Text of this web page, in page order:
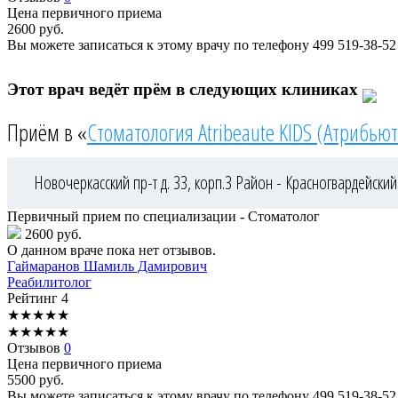
Цена первичного приема
2600 руб.
Вы можете записаться к этому врачу по телефону 499 519-38-52
Этот врач ведёт прём в следующих клиниках
Приём в «Стоматология Atribeaute KIDS
Новочеркасский пр-т д. 33, корп.3 Район - Красногвардейский
Первичный прием по специализации - Стоматолог
2600 руб.
О данном враче пока нет отзывов.
Гаймаранов Шамиль Дамирович
Реабилитолог
Рейтинг 4
★★★★★
★★★★★
Отзывов 0
Цена первичного приема
5500 руб.